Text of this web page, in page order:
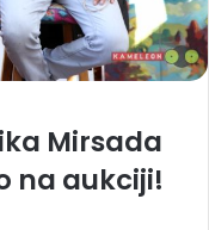
Mirsada
na aukciji!